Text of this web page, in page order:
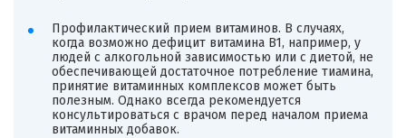
Профилактический прием витаминов. В случаях,
когда возможно дефицит витамина B1, например, у
людей с алкогольной зависимостью или с диетой, не
обеспечивающей достаточное потребление тиамина,
принятие витаминных комплексов может быть
полезным. Однако всегда рекомендуется
консультироваться с врачом перед началом приема
витаминных добавок.